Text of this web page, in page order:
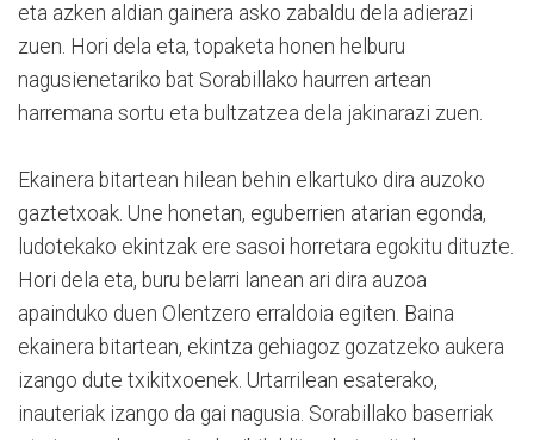
eta azken aldian gainera asko zabaldu dela adierazi
zuen. Hori dela eta, topaketa honen helburu
nagusienetariko bat Sorabillako haurren artean
harremana sortu eta bultzatzea dela jakinarazi zuen.
Ekainera bitartean hilean behin elkartuko dira auzoko
gaztetxoak. Une honetan, eguberrien atarian egonda,
ludotekako ekintzak ere sasoi horretara egokitu dituzte.
Hori dela eta, buru belarri lanean ari dira auzoa
apainduko duen Olentzero erraldoia egiten. Baina
ekainera bitartean, ekintza gehiagoz gozatzeko aukera
izango dute txikitxoenek. Urtarrilean esaterako,
inauteriak izango da gai nagusia. Sorabillako baserriak